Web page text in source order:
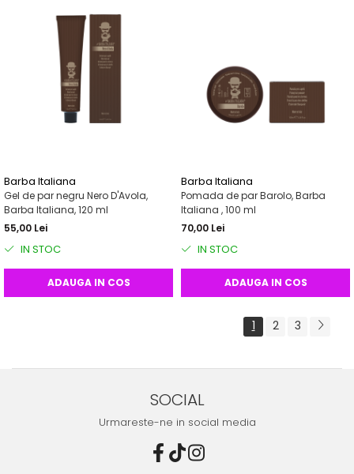
Barba Italiana
Gel de par negru Nero D'Avola,
Barba Italiana, 120 ml
55,00 Lei
IN STOC
ADAUGA IN COS
Barba Italiana
Pomada de par Barolo, Barba
Italiana , 100 ml
70,00 Lei
IN STOC
ADAUGA IN COS
1 2 3
SOCIAL
Urmareste-ne in social media